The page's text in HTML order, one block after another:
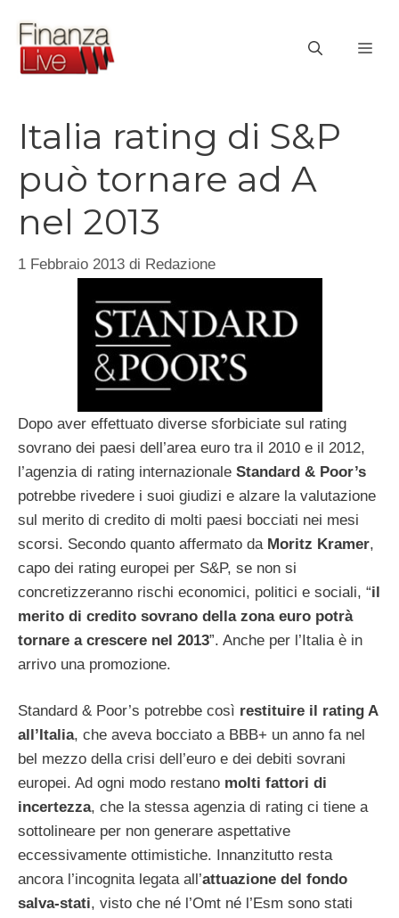
contenuto
Italia rating di S&P
può tornare ad A
nel 2013
1 Febbraio 2013 di Redazione
Dopo aver effettuato diverse sforbiciate sul rating
sovrano dei paesi dell’area euro tra il 2010 e il 2012,
l’agenzia di rating internazionale Standard & Poor’s
potrebbe rivedere i suoi giudizi e alzare la valutazione
sul merito di credito di molti paesi bocciati nei mesi
scorsi. Secondo quanto affermato da Moritz Kramer,
capo dei rating europei per S&P, se non si
concretizzeranno rischi economici, politici e sociali, “il
merito di credito sovrano della zona euro potrà
tornare a crescere nel 2013”. Anche per l’Italia è in
arrivo una promozione.
Standard & Poor’s potrebbe così restituire il rating A
all’Italia, che aveva bocciato a BBB+ un anno fa nel
bel mezzo della crisi dell’euro e dei debiti sovrani
europei. Ad ogni modo restano molti fattori di
incertezza, che la stessa agenzia di rating ci tiene a
sottolineare per non generare aspettative
eccessivamente ottimistiche. Innanzitutto resta
ancora l’incognita legata all’attuazione del fondo
salva-stati, visto che né l’Omt né l’Esm sono stati